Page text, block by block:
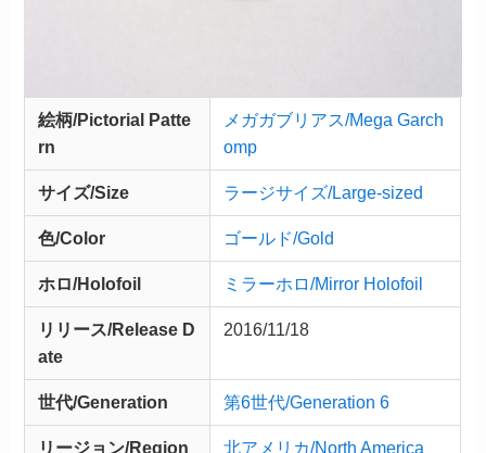
絵柄/Pictorial Patte
rn
メガガブリアス/Mega Garch
omp
サイズ/Size ラージサイズ/Large-sized
色/Color ゴールド/Gold
ホロ/Holofoil ミラーホロ/Mirror Holofoil
リリース/Release D
ate
2016/11/18
世代/Generation 第6世代/Generation 6
リージョン/Region 北アメリカ/North America